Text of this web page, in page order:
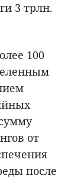
3 трлн.
100
от
после